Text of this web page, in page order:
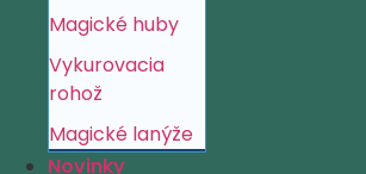
Magické huby
Vykurovacia
rohož
Magické lanýže
Novinky